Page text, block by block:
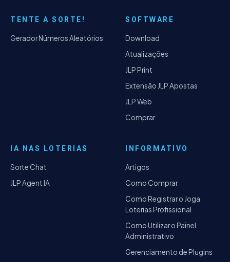
TENTE A SORTE!
Gerador Números Aleatórios
SOFTWARE
Download
Atualizações
JLP Print
Extensão JLP Apostas
JLP Web
Comprar
IA NAS LOTERIAS
Sorte Chat
JLP Agent IA
INFORMATIVO
Artigos
Como Comprar
Como Registrar o Joga
Loterias Profissional
Como Utilizar o Painel
Administrativo
Gerenciamento de Plugins